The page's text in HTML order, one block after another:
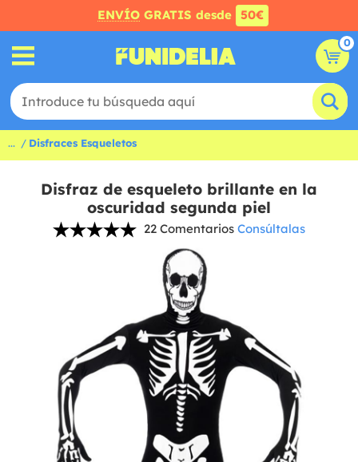
ENVÍO GRATIS desde 50€
0
... Disfraces Esqueletos
Disfraz de esqueleto brillante en la
oscuridad segunda piel
22 Comentarios Consúltalas